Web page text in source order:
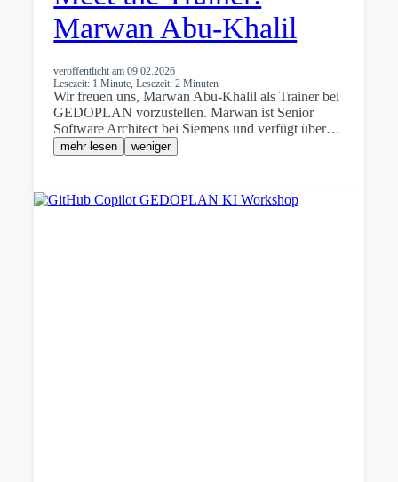
Marwan Abu-Khalil
veröffentlicht am09.02.2026
Lesezeit: 1 Minute, Lesezeit: 2 Minuten
Wir freuen uns, Marwan Abu-Khalil als Trainer bei
GEDOPLAN vorzustellen. Marwan ist Senior
Software Architect bei Siemens und verfügt über…
mehr lesen weniger